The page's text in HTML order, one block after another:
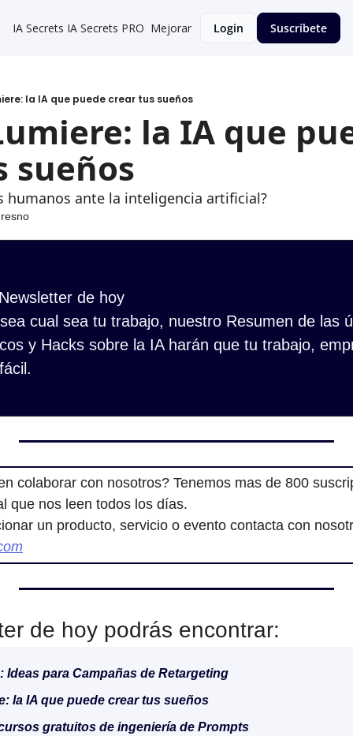
IA Secrets IA Secrets PRO Mejorar Login Suscríbete
la IA que puede crear tus sueños
la IA que
sueños
humanos ante la inteligencia artificial?
de hoy
cual sea tu trabajo, nuestro Resumen de las
y Hacks sobre la IA harán que tu trabajo,
colaborar con nosotros? Tenemos mas de 800
que nos leen todos los días.
de hoy podrás encontrar:
Ideas para Campañas de Retargeting
la IA que puede crear tus sueños
gratuitos de ingeniería de Prompts